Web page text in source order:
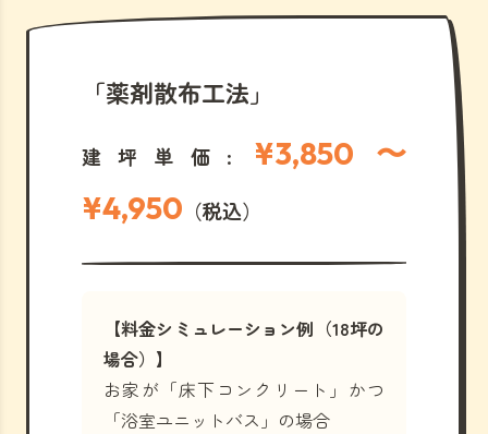
「薬剤散布工法」
建坪単価: ¥3,850 〜
¥4,950 （税込）
【料金シミュレーション例（18坪の
場合）】
お家が「床下コンクリート」かつ
「浴室ユニットバス」の場合